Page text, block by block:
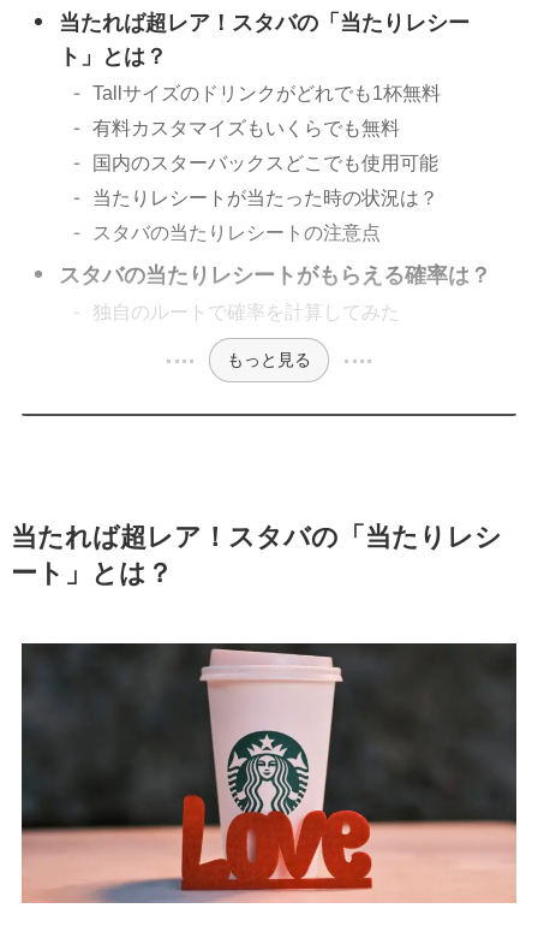
当たれば超レア！スタバの「当たりレシー
ト」とは？
Tallサイズのドリンクがどれでも1杯無料
有料カスタマイズもいくらでも無料
国内のスターバックスどこでも使用可能
当たりレシートが当たった時の状況は？
スタバの当たりレシートの注意点
スタバの当たりレシートがもらえる確率は？
独自のルートで確率を計算してみた
もっと見る
当たれば超レア！スタバの「当たりレシ
ート」とは？